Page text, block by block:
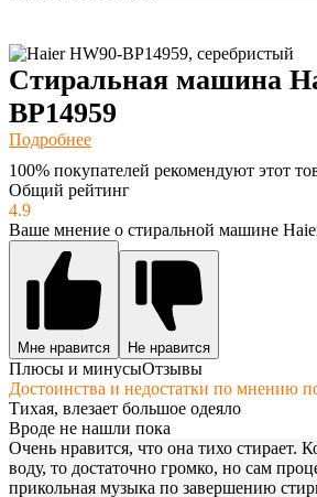
Стиральная машина
BP14959
Подробнее
100% покупателей рекомендуют этот
Общий рейтинг
4.9
Ваше мнение о стиральной машине
Мне нравится Не нравится
Плюсы и минусыОтзывы
Достоинства и недостатки по мнению
Тихая, влезает большое одеяло
Вроде не нашли пока
Очень нравится, что она тихо стирает.
воду, то достаточно громко, но сам
прикольная музыка по завершению